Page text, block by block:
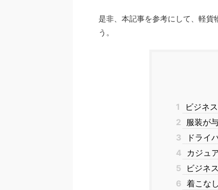
是非、本記事を参考にして、軽貨
う。
1
ビジネ
2
服装が
3
ドライ
4
カジュ
5
ビジネ
6 着こな